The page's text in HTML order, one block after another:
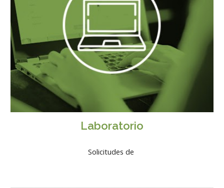
Laboratorio
Solicitudes de